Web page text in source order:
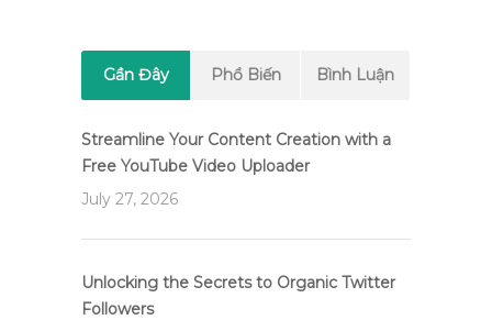
Gần Đây Phổ Biến Bình Luận
Streamline Your Content Creation with a
Free YouTube Video Uploader
July 27, 2026
Unlocking the Secrets to Organic Twitter
Followers